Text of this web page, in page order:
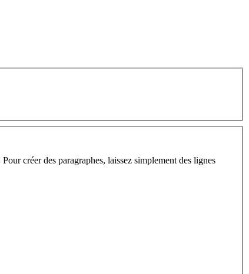
Pour créer des paragraphes, laissez simplement des lignes